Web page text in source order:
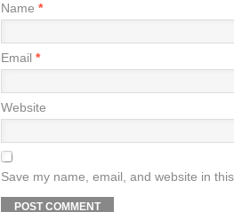
Name *
Email *
Website
Save my name, email, and website in